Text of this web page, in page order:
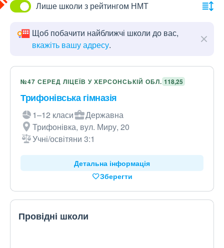
Лише школи з рейтингом НМТ
Щоб побачити найближчі школи до вас,
вкажіть вашу адресу.
№47 СЕРЕД ЛІЦЕЇВ У ХЕРСОНСЬКІЙ ОБЛ. 118,25
Трифонівська гімназія
1–12 класи
Державна
Трифонівка, вул. Миру, 20
Учні/освітяни 3:1
Детальна інформація
Зберегти
Провідні школи